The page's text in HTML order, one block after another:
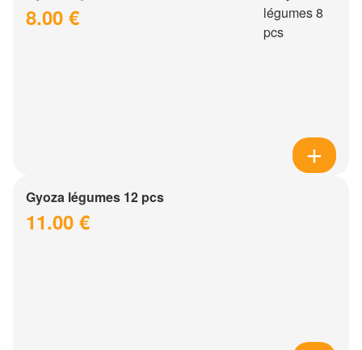
8.00 €
Gyoza légumes 12 pcs
11.00 €